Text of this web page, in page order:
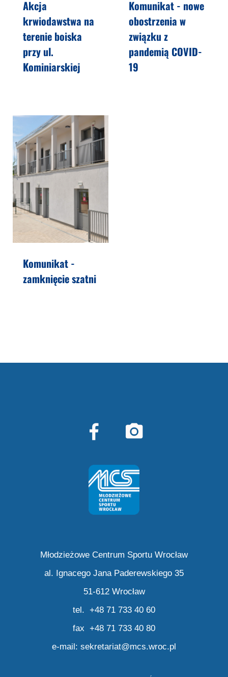
Akcja
krwiodawstwa na
terenie boiska
przy ul.
Kominiarskiej
Komunikat - nowe
obostrzenia w
związku z
pandemią COVID-
19
Komunikat -
zamknięcie szatni
Młodzieżowe Centrum Sportu Wrocław
al. Ignacego Jana Paderewskiego 35
51-612 Wrocław
tel. +48 71 733 40 60
fax +48 71 733 40 80
e-mail: sekretariat@mcs.wroc.pl